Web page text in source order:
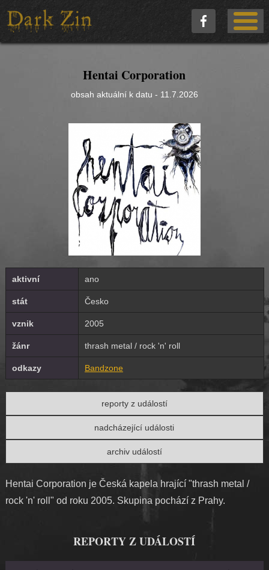
Hentai Corporation
obsah aktuální k datu - 11.7.2026
aktivní ano
stát Česko
vznik 2005
žánr thrash metal / rock 'n' roll
odkazy Bandzone
reporty z událostí
nadcházející události
archiv událostí
Hentai Corporation je Česká kapela hrající "thrash metal /
rock 'n' roll" od roku 2005. Skupina pochází z Prahy.
REPORTY Z UDÁLOSTÍ